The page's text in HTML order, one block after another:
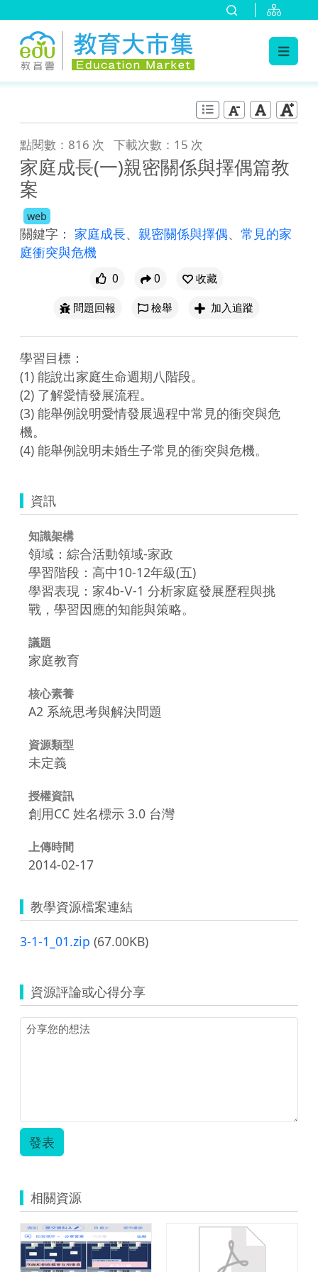
點閱數：816 次 下載次數：15 次
家庭成長(一)親密關係與擇偶篇教
案
web
關鍵字： 家庭成長、 親密關係與擇偶、 常見的家
庭衝突與危機
0 0
收藏
問題回報
檢舉 加入追蹤
學習目標：
(1) 能說出家庭生命週期八階段。
(2) 了解愛情發展流程。
(3) 能舉例說明愛情發展過程中常見的衝突與危
機。
(4) 能舉例說明未婚生子常見的衝突與危機。
資訊
知識架構
領域：綜合活動領域-家政
學習階段：高中10-12年級(五)
學習表現：家4b-Ⅴ-1 分析家庭發展歷程與挑
戰，學習因應的知能與策略。
議題
家庭教育
核心素養
A2 系統思考與解決問題
資源類型
未定義
授權資訊
創用CC 姓名標示 3.0 台灣
上傳時間
2014-02-17
教學資源檔案連結
3-1-1_01.zip (67.00KB)
資源評論或心得分享
發表
相關資源